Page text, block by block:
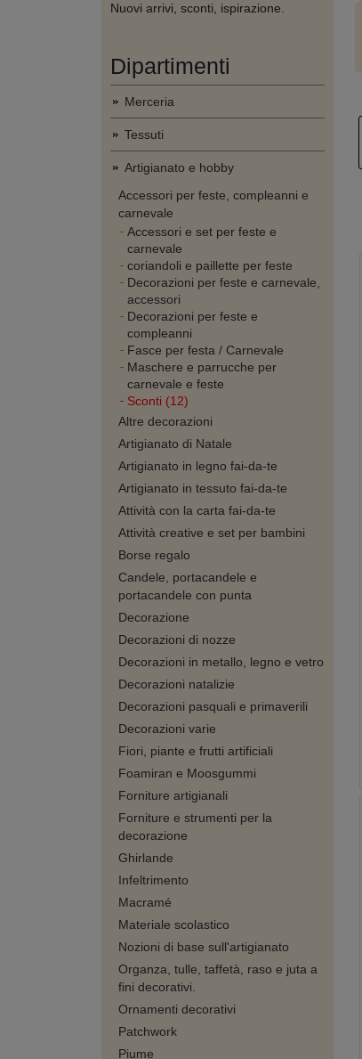
Nuovi arrivi, sconti, ispirazione.
Dipartimenti
Merceria
Tessuti
Artigianato e hobby
Accessori per feste, compleanni e
carnevale
Accessori e set per feste e
carnevale
coriandoli e paillette per feste
Decorazioni per feste e carnevale,
accessori
Decorazioni per feste e
compleanni
Fasce per festa / Carnevale
Maschere e parrucche per
carnevale e feste
Sconti (12)
Altre decorazioni
Artigianato di Natale
Artigianato in legno fai-da-te
Artigianato in tessuto fai-da-te
Attività con la carta fai-da-te
Attività creative e set per bambini
Borse regalo
Candele, portacandele e
portacandele con punta
Decorazione
Decorazioni di nozze
Decorazioni in metallo, legno e vetro
Decorazioni natalizie
Decorazioni pasquali e primaverili
Decorazioni varie
Fiori, piante e frutti artificiali
Foamiran e Moosgummi
Forniture artigianali
Forniture e strumenti per la
decorazione
Ghirlande
Infeltrimento
Macramé
Materiale scolastico
Nozioni di base sull'artigianato
Organza, tulle, taffetà, raso e juta a
fini decorativi.
Ornamenti decorativi
Patchwork
Piume